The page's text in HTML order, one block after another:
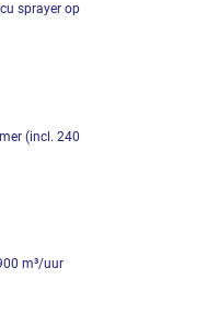
sprayer op
(incl. 240
m³/uur